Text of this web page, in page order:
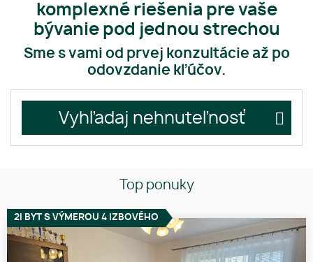
komplexné riešenia pre vaše
bývanie pod jednou strechou
Sme s vami od prvej konzultácie až po
odovzdanie kľúčov.
Vyhľadaj nehnuteľnosť
Top ponuky
2I BYT S VÝMEROU 4 IZBOVÉHO